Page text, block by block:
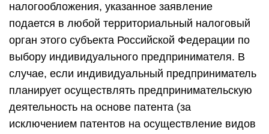
налогообложения, указанное заявление
подается в любой территориальный налоговый
орган этого субъекта Российской Федерации по
выбору индивидуального предпринимателя. В
случае, если индивидуальный предприниматель
планирует осуществлять предпринимательскую
деятельность на основе патента (за
исключением патентов на осуществление видов